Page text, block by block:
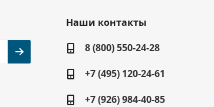
Наши контакты
8 (800) 550-24-28
+7 (495) 120-24-61
+7 (926) 984-40-85